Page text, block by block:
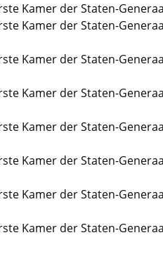
Kamer der Staten-
Kamer der Staten-
Kamer der Staten-
Kamer der Staten-
Kamer der Staten-
Kamer der Staten-
Kamer der Staten-
Kamer der Staten-